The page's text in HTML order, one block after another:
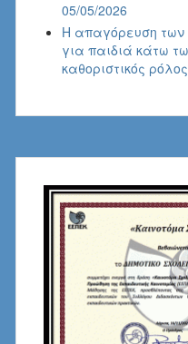
05/05/2026
Η απαγόρευση των
για παιδιά κάτω
καθοριστικός